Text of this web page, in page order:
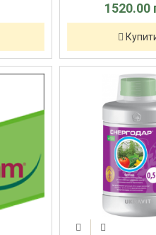
1520.00